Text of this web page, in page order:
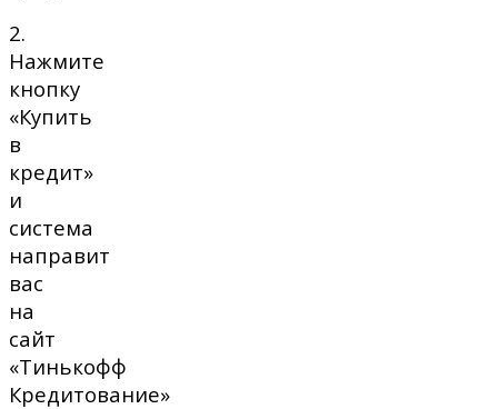
2.
Нажмите
кнопку
«Купить
в
кредит»
и
система
направит
вас
на
сайт
«Тинькофф
Кредитование»